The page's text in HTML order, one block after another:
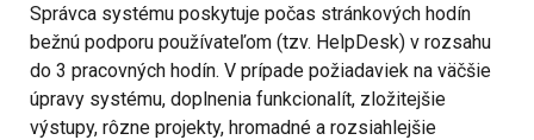
Správca systému poskytuje počas stránkových hodín
bežnú podporu používateľom (tzv. HelpDesk) v rozsahu
do 3 pracovných hodín. V prípade požiadaviek na väčšie
úpravy systému, doplnenia funkcionalít, zložitejšie
výstupy, rôzne projekty, hromadné a rozsiahlejšie